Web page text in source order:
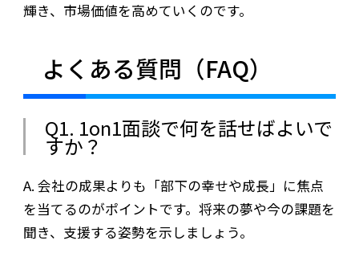
輝き、市場価値を高めていくのです。
よくある質問（FAQ）
Q1. 1on1面談で何を話せばよいで
すか？
A. 会社の成果よりも「部下の幸せや成長」に焦点
を当てるのがポイントです。将来の夢や今の課題を
聞き、支援する姿勢を示しましょう。